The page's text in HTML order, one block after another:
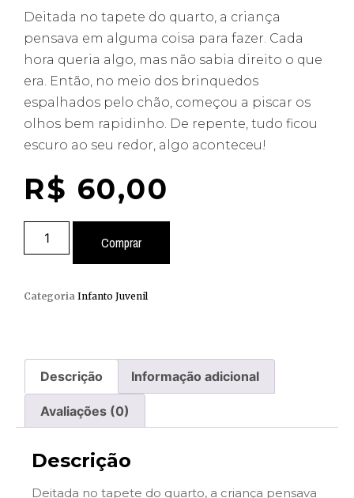
Deitada no tapete do quarto, a criança
pensava em alguma coisa para fazer. Cada
hora queria algo, mas não sabia direito o que
era. Então, no meio dos brinquedos
espalhados pelo chão, começou a piscar os
olhos bem rapidinho. De repente, tudo ficou
escuro ao seu redor, algo aconteceu!
R$ 60,00
Comprar
Categoria Infanto Juvenil
Descrição Informação adicional
Avaliações (0)
Descrição
Deitada no tapete do quarto, a criança pensava